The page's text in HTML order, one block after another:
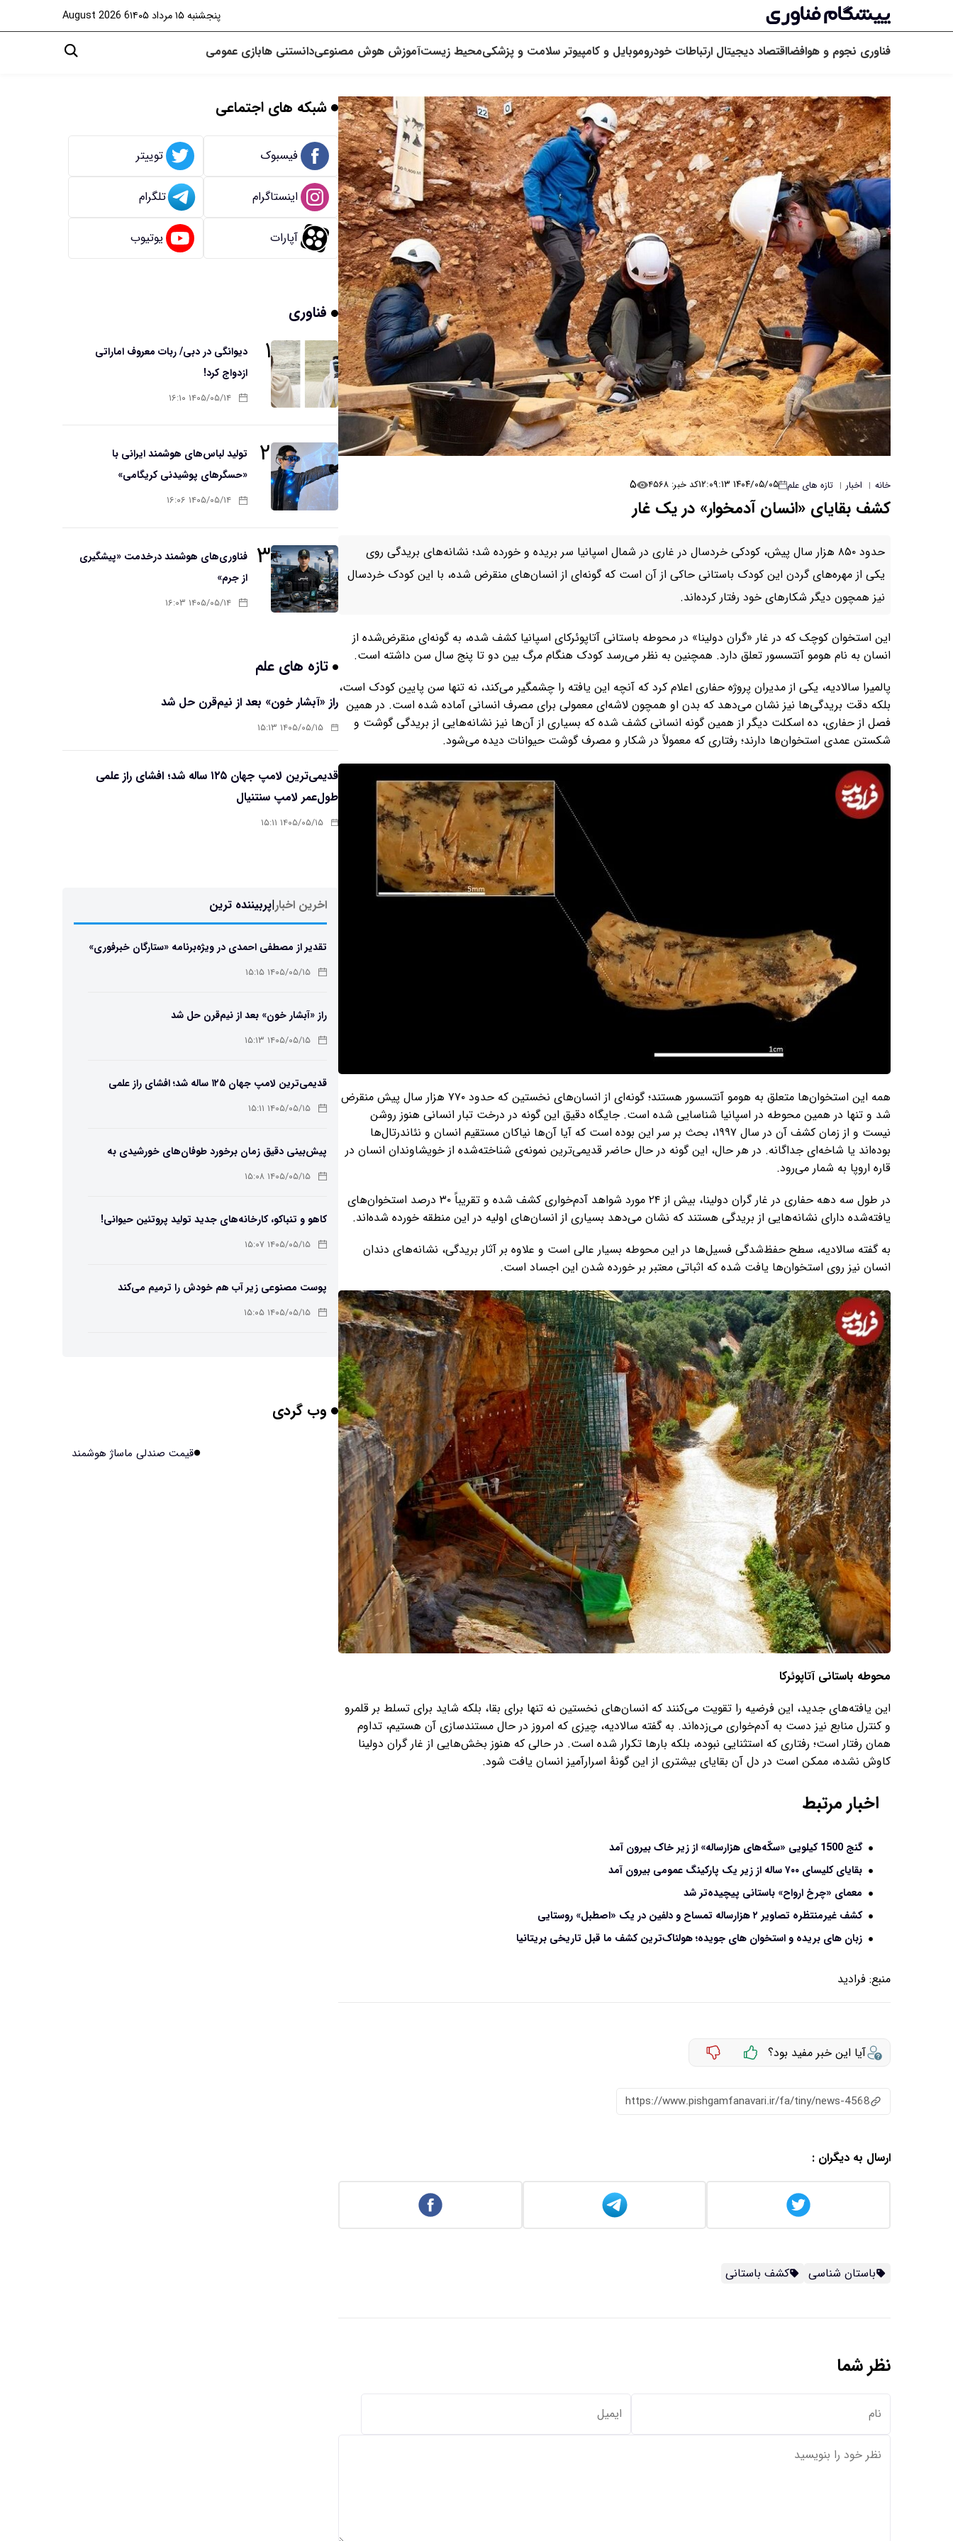
پنجشنبه ۱۵ مرداد ۱۴۰۵ 6 August 2026
فناوری نجوم و هوافضااقتصاد دیجیتال ارتباطات خودروموبایل و کامپیوتر سلامت و پزشکیمحیط زیستآموزش هوش مصنوعیدانستنی هابازی عمومی
خانه | اخبار | تازه های علم ۱۴۰۴/۰۵/۰۵ ۱۲:۰۹:۱۳ کد خبر: ۴۵۶۸ ۵
کشف بقایای «انسان آدمخوار» در یک غار
حدود ۸۵۰ هزار سال پیش، کودکی خردسال در غاری در شمال اسپانیا سر بریده و خورده شد؛ نشانه‌های بریدگی روی
یکی از مهره‌های گردن این کودک باستانی حاکی از آن است که گونه‌ای از انسان‌های منقرض شده، با این کودک خردسال
نیز همچون دیگر شکارهای خود رفتار کرده‌اند.
این استخوان کوچک که در غار «گران دولینا» در محوطه باستانی آتاپوئرکای اسپانیا کشف شده، به گونه‌ای منقرض‌شده از
انسان به نام هومو آنتسسور تعلق دارد. همچنین به نظر می‌رسد کودک هنگام مرگ بین دو تا پنج سال سن داشته است.
پالمیرا سالادیه، یکی از مدیران پروژه حفاری اعلام کرد که آنچه این یافته را چشمگیر می‌کند، نه تنها سن پایین کودک است،
بلکه دقت بریدگی‌ها نیز نشان می‌دهد که بدن او همچون لاشه‌ای معمولی برای مصرف انسانی آماده شده است. در همین
فصل از حفاری، ده اسکلت دیگر از همین گونه انسانی کشف شده که بسیاری از آن‌ها نیز نشانه‌هایی از بریدگی گوشت و
شکستن عمدی استخوان‌ها دارند؛ رفتاری که معمولاً در شکار و مصرف گوشت حیوانات دیده می‌شود.
همه این استخوان‌ها متعلق به هومو آنتسسور هستند؛ گونه‌ای از انسان‌های نخستین که حدود ۷۷۰ هزار سال پیش منقرض
شد و تنها در همین محوطه در اسپانیا شناسایی شده است. جایگاه دقیق این گونه در درخت‌ تبار انسانی هنوز روشن
نیست و از زمان کشف آن در سال ۱۹۹۷، بحث بر سر این بوده است که آیا آن‌ها نیاکان مستقیم انسان و نئاندرتال‌ها
بوده‌اند یا شاخه‌ای جداگانه. در هر حال، این گونه در حال حاضر قدیمی‌ترین نمونه‌ی شناخته‌شده از خویشاوندان انسان در
قاره اروپا به شمار می‌رود.
در طول سه دهه حفاری در غار گران دولینا، بیش از ۲۴ مورد شواهد آدم‌خواری کشف شده و تقریباً ۳۰ درصد استخوان‌های
یافته‌شده دارای نشانه‌هایی از بریدگی هستند که نشان می‌دهد بسیاری از انسان‌های اولیه در این منطقه خورده شده‌اند.
به گفته سالادیه، سطح حفظ‌شدگی فسیل‌ها در این محوطه بسیار عالی است و علاوه بر آثار بریدگی، نشانه‌های دندان
انسان نیز روی استخوان‌ها یافت شده که اثباتی معتبر بر خورده شدن این اجساد است.
محوطه باستانی آتاپوئرکا
این یافته‌های جدید، این فرضیه را تقویت می‌کنند که انسان‌های نخستین نه تنها برای بقا، بلکه شاید برای تسلط بر قلمرو
و کنترل منابع نیز دست به آدم‌خواری می‌زده‌اند. به گفته سالادیه، چیزی که امروز در حال مستندسازی آن هستیم، تداوم
همان رفتار است؛ رفتاری که استثنایی نبوده، بلکه بارها تکرار شده است. در حالی که هنوز بخش‌هایی از غار گران دولینا
کاوش نشده، ممکن است در دل آن بقایای بیشتری از این گونۀ اسرارآمیز انسان یافت شود.
اخبار مرتبط
گنج 1500 کیلویی «سکّه‌های هزارساله» از زیر خاک بیرون آمد
بقایای کلیسای ۷۰۰ ساله از زیر یک پارکینگ عمومی بیرون آمد
معمای «چرخ ارواح» باستانی پیچیده‌تر شد
کشف غیرمنتظره تصاویر ۲ هزارساله تمساح و دلفین در یک «اصطبل» روستایی
زبان‌ های بریده و استخوان‌ های جویده؛ هولناک‌ترین کشف ما قبل‌ تاریخی بریتانیا
منبع: فرادید
آیا این خبر مفید بود؟
https://www.pishgamfanavari.ir/fa/tiny/news-4568
ارسال به دیگران :
باستان شناسی کشف باستانی
نظر شما
شبکه های اجتماعی
فیسبوک توییتر
اینستاگرام تلگرام
آپارات یوتیوب
فناوری
۱
دیوانگی در دبی/ ربات معروف اماراتی
ازدواج کرد!
۱۴۰۵/۰۵/۱۴ ۱۶:۱۰
۲
تولید لباس‌های هوشمند ایرانی با
«حسگرهای پوشیدنی کریگامی»
۱۴۰۵/۰۵/۱۴ ۱۶:۰۶
۳ فناوری‌های هوشمند درخدمت «پیشگیری
از جرم»
۱۴۰۵/۰۵/۱۴ ۱۶:۰۳
تازه های علم
راز «آبشار خون» بعد از نیم‌قرن حل شد
۱۴۰۵/۰۵/۱۵ ۱۵:۱۳
قدیمی‌ترین لامپ جهان ۱۲۵ ساله شد؛ افشای راز علمی
طول‌عمر لامپ سنتنیال
۱۴۰۵/۰۵/۱۵ ۱۵:۱۱
اخرین اخبار|پربیننده ترین
تقدیر از مصطفی احمدی در ویژه‌برنامه «ستارگان خبرفوری»
۱۴۰۵/۰۵/۱۵ ۱۵:۱۵
راز «آبشار خون» بعد از نیم‌قرن حل شد
۱۴۰۵/۰۵/۱۵ ۱۵:۱۳
قدیمی‌ترین لامپ جهان ۱۲۵ ساله شد؛ افشای راز علمی
طول‌عمر لامپ سنتنیال
۱۴۰۵/۰۵/۱۵ ۱۵:۱۱
پیش‌بینی دقیق زمان برخورد طوفان‌های خورشیدی به
زمین ممکن شد
۱۴۰۵/۰۵/۱۵ ۱۵:۰۸
کاهو و تنباکو، کارخانه‌های جدید تولید پروتئین حیوانی!
۱۴۰۵/۰۵/۱۵ ۱۵:۰۷
پوست مصنوعی زیر آب هم خودش را ترمیم می‌کند
۱۴۰۵/۰۵/۱۵ ۱۵:۰۵
برنج فضایی چین به مرحله برداشت رسید
وب گردی
قیمت صندلی ماساژ هوشمند